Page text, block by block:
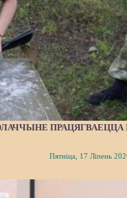
ПРАЦЯГВАЕЦЦА
Пятніца, 17 Ліпень